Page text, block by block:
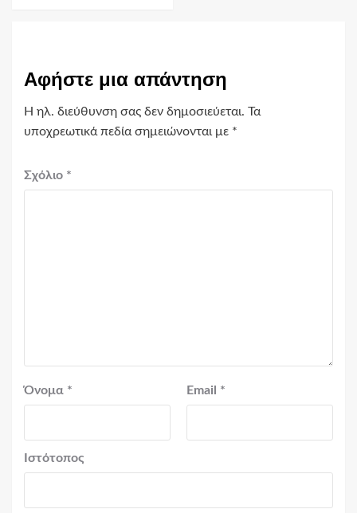
Αφήστε μια απάντηση
Η ηλ. διεύθυνση σας δεν δημοσιεύεται. Τα
υποχρεωτικά πεδία σημειώνονται με *
Σχόλιο *
Όνομα * Email *
Ιστότοπος